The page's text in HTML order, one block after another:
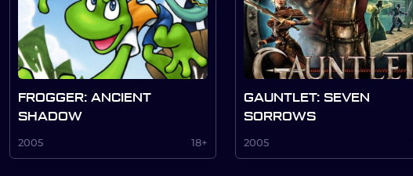
FROGGER: ANCIENT
SHADOW
2005 18+
GAUNTLET: SEVEN
SORROWS
2005